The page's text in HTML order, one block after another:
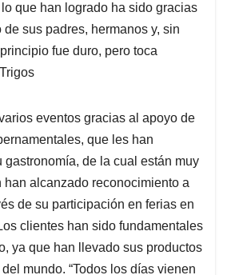
que han logrado ha sido gracias
sus padres, hermanos y, sin
fue duro, pero toca
eventos gracias al apoyo de
que les han
gastronomía, de la cual están muy
han alcanzado reconocimiento a
de su participación en ferias en
clientes han sido fundamentales
ya que han llevado sus productos
mundo. “Todos los días vienen